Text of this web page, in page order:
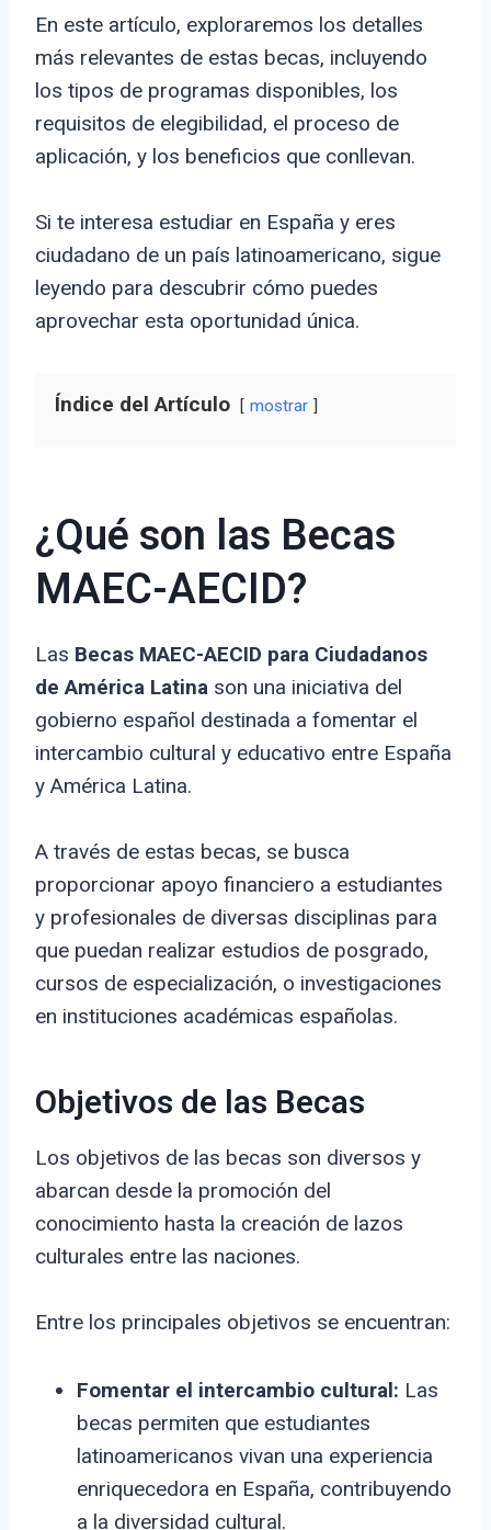
En este artículo, exploraremos los detalles
más relevantes de estas becas, incluyendo
los tipos de programas disponibles, los
requisitos de elegibilidad, el proceso de
aplicación, y los beneficios que conllevan.
Si te interesa estudiar en España y eres
ciudadano de un país latinoamericano, sigue
leyendo para descubrir cómo puedes
aprovechar esta oportunidad única.
Índice del Artículo mostrar
¿Qué son las Becas
MAEC-AECID?
Las Becas MAEC-AECID para Ciudadanos
de América Latina son una iniciativa del
gobierno español destinada a fomentar el
intercambio cultural y educativo entre España
y América Latina.
A través de estas becas, se busca
proporcionar apoyo financiero a estudiantes
y profesionales de diversas disciplinas para
que puedan realizar estudios de posgrado,
cursos de especialización, o investigaciones
en instituciones académicas españolas.
Objetivos de las Becas
Los objetivos de las becas son diversos y
abarcan desde la promoción del
conocimiento hasta la creación de lazos
culturales entre las naciones.
Entre los principales objetivos se encuentran:
Fomentar el intercambio cultural: Las
becas permiten que estudiantes
latinoamericanos vivan una experiencia
enriquecedora en España, contribuyendo
a la diversidad cultural.